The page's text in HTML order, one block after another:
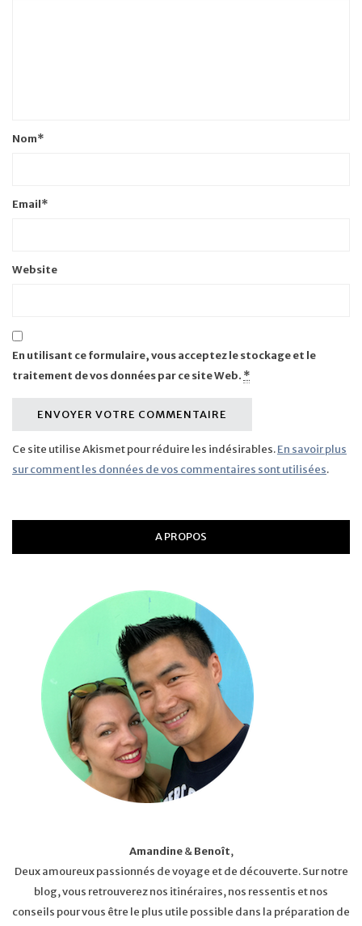
Nom*
Email*
Website
En utilisant ce formulaire, vous acceptez le stockage et le
traitement de vos données par ce site Web. *
Ce site utilise Akismet pour réduire les indésirables.En savoir plus
sur comment les données de vos commentaires sont utilisées.
A PROPOS
Amandine&Benoît,
Deux amoureux passionnés de voyage et de découverte. Sur notre
blog, vous retrouverez nos itinéraires, nos ressentis et nos
conseils pour vous être le plus utile possible dans la préparation de